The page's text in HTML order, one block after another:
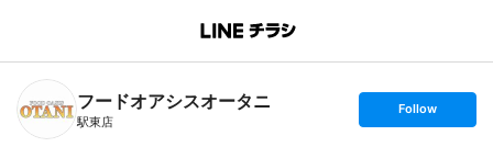
B
n
h
T
フードオアシスオータニ
駅東店
s
t
Follow